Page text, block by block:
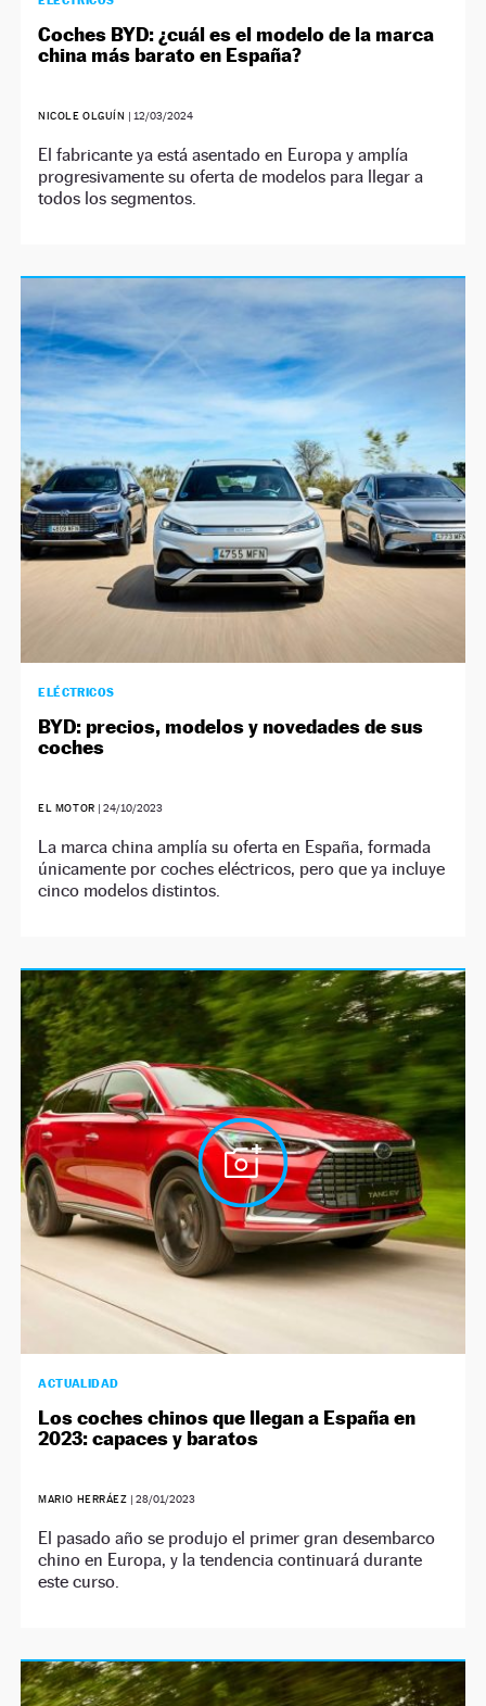
Coches BYD: ¿cuál es el modelo de la marca
china más barato en España?
NICOLE OLGUÍN | 12/03/2024
El fabricante ya está asentado en Europa y amplía
progresivamente su oferta de modelos para llegar a
todos los segmentos.
ELÉCTRICOS
BYD: precios, modelos y novedades de sus
coches
EL MOTOR | 24/10/2023
La marca china amplía su oferta en España, formada
únicamente por coches eléctricos, pero que ya incluye
cinco modelos distintos.
ACTUALIDAD
Los coches chinos que llegan a España en
2023: capaces y baratos
MARIO HERRÁEZ | 28/01/2023
El pasado año se produjo el primer gran desembarco
chino en Europa, y la tendencia continuará durante
este curso.